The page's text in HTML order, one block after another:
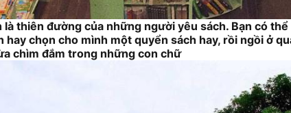
thiên đường của những người yêu sách. Bạn có
hay chọn cho mình một quyển sách hay, rồi ngồi ở
chìm đắm trong những con chữ